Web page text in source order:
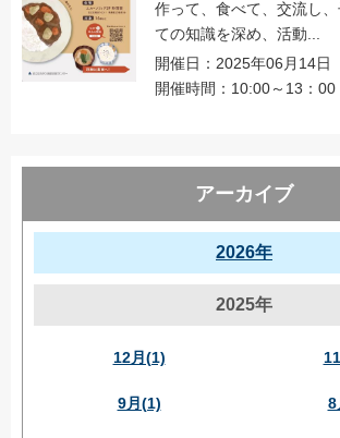
作って、食べて、交流し
ての知識を深め、活動...
開催日：2025年06月14日
開催時間：10:00～13：00
アーカイブ
2026年
2025年
12月(1)
9月(1) 8